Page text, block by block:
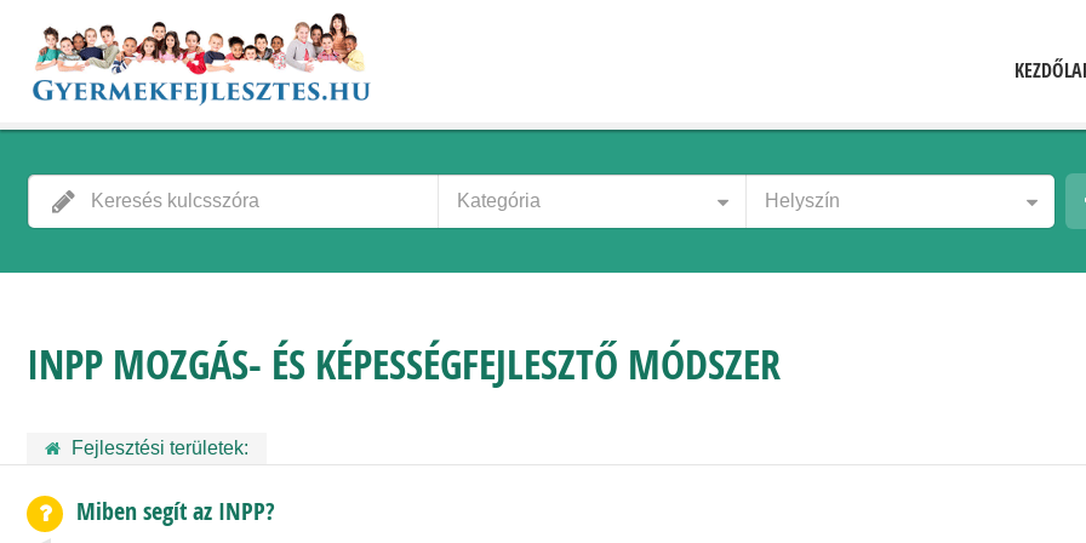
Kategória Helyszín
INPP MOZGÁS- ÉS KÉPESSÉGFEJLESZTŐ MÓDSZER
Fejlesztési területek:
Miben segít az INPP?